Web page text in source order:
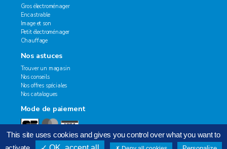
Gros électroménager
Encastrable
Image et son
Petit électroménager
Chauffage
Nos astuces
Trouver un magasin
Nos conseils
Nos offres spéciales
Nos catalogues
Mode de paiement
This site uses cookies and gives you control over what you want to